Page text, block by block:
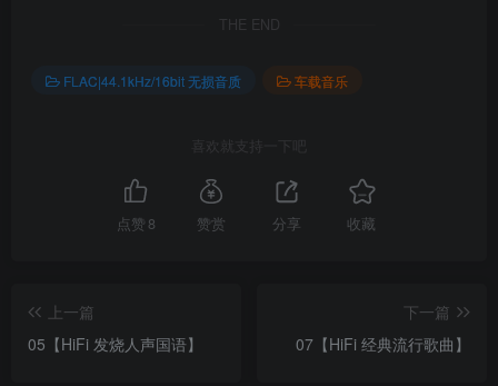
THE END
FLAC|44.1kHz/16bit 无损音质 车载音乐
喜欢就支持一下吧
点赞 8 赞赏 分享 收藏
上一篇
05【HiFi 发烧人声国语】
下一篇
07【HiFi 经典流行歌曲】